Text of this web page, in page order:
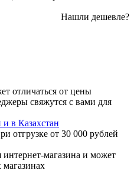
Нашли дешевле?
отличаться от цены
свяжутся с вами для
и в Казахстан
отгрузке от 30 000 рублей
интернет-магазина и может
магазинах